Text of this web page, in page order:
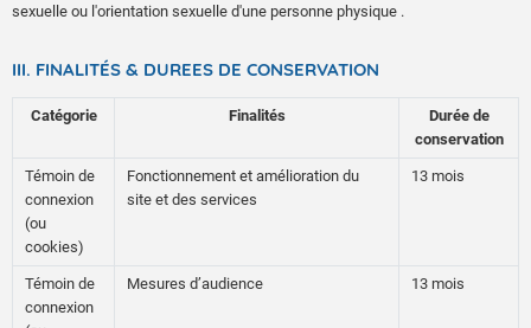
sexuelle ou l'orientation sexuelle d'une personne physique .
III. FINALITÉS & DUREES DE CONSERVATION
Catégorie Finalités
Durée de
conservation
Témoin de
connexion
(ou
cookies)
Fonctionnement et amélioration du
site et des services
13 mois
Témoin de
connexion
Mesures d’audience 13 mois